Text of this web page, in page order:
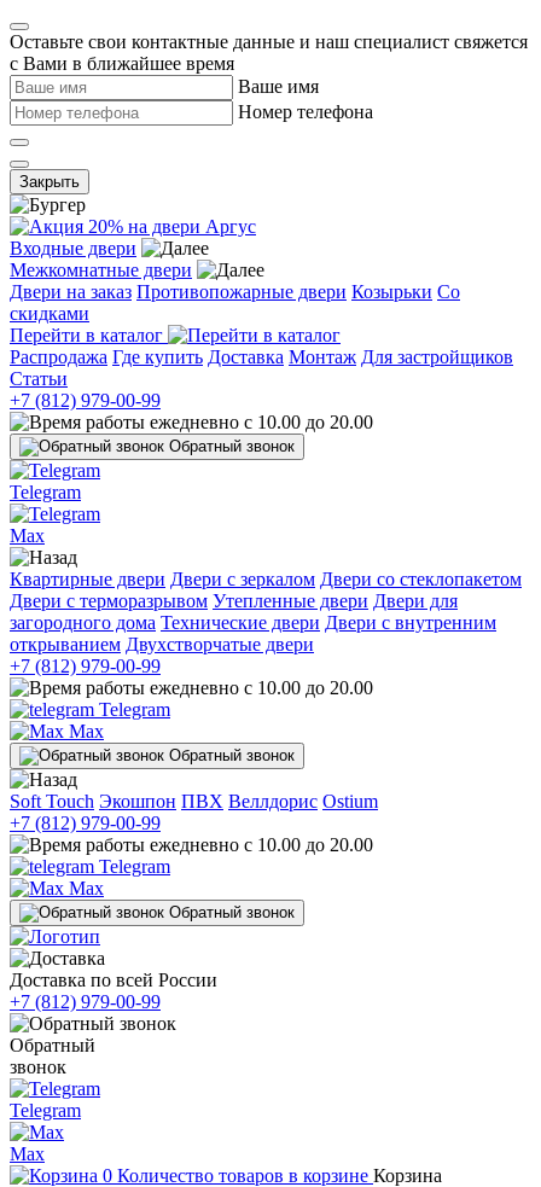
Оставьте свои контактные данные и наш специалист свяжется
с Вами в ближайшее время
Ваше имя
Номер телефона
Закрыть
Входные двери
Межкомнатные двери
Двери на заказ Противопожарные двери Козырьки Со
скидками
Перейти в каталог
Распродажа Где купить Доставка Монтаж Для застройщиков
Статьи
+7 (812) 979-00-99
ежедневно с 10.00 до 20.00
Обратный звонок
Telegram
Max
Квартирные двери Двери с зеркалом Двери со стеклопакетом
Двери с терморазрывом Утепленные двери Двери для
загородного дома Технические двери Двери с внутренним
открыванием Двухстворчатые двери
+7 (812) 979-00-99
ежедневно с 10.00 до 20.00
Telegram
Max
Обратный звонок
Soft Touch Экошпон ПВХ Веллдорис Ostium
+7 (812) 979-00-99
ежедневно с 10.00 до 20.00
Telegram
Max
Обратный звонок
Доставка по всей России
+7 (812) 979-00-99
Обратный
звонок
Telegram
Max
0 Количество товаров в корзине Корзина